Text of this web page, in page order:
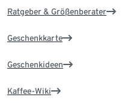
Ratgeber & Größenberater
Geschenkkarte
Geschenkideen
Kaffee-Wiki